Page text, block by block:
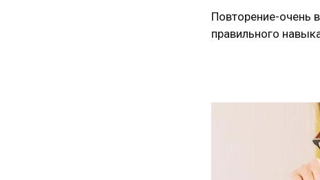
Повторение-очень
правильного